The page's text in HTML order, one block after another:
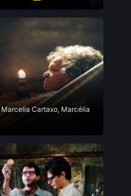
Marcelia Cartaxo, Marcélia